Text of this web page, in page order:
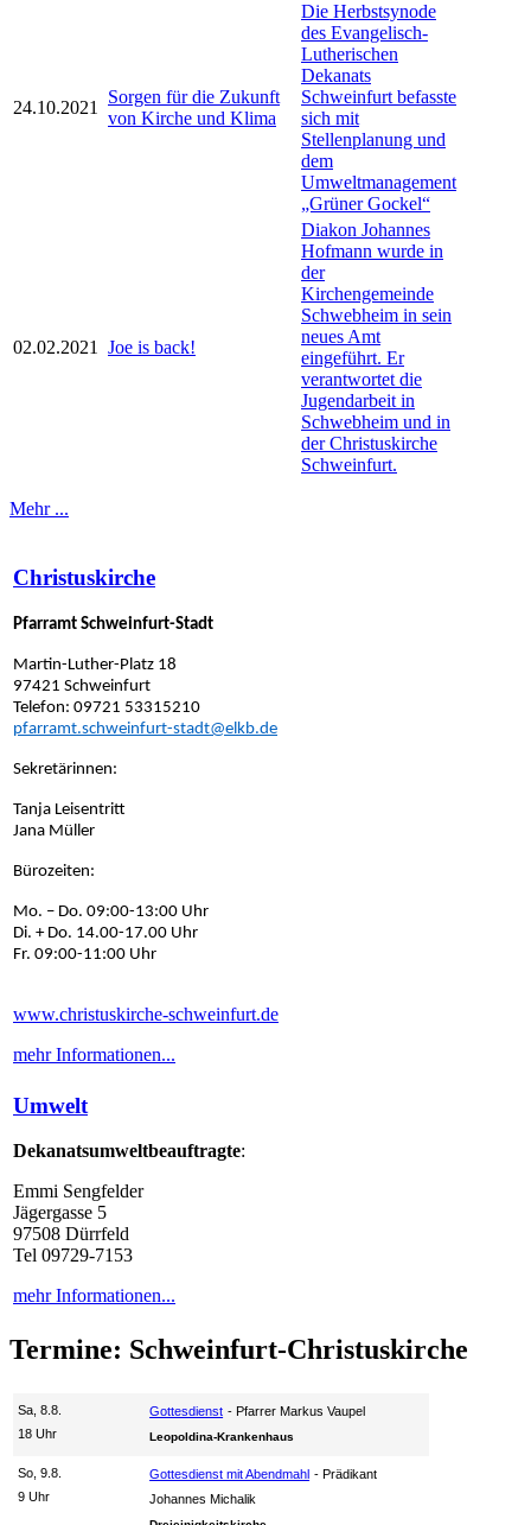
24.10.2021
Sorgen für die Zukunft
von Kirche und Klima
Die Herbstsynode
des Evangelisch-
Lutherischen
Dekanats
Schweinfurt befasste
sich mit
Stellenplanung und
dem
Umweltmanagement
„Grüner Gockel“
02.02.2021 Joe is back!
Diakon Johannes
Hofmann wurde in
der
Kirchengemeinde
Schwebheim in sein
neues Amt
eingeführt. Er
verantwortet die
Jugendarbeit in
Schwebheim und in
der Christuskirche
Schweinfurt.
Mehr ...
Christuskirche
Pfarramt Schweinfurt-Stadt
Martin-Luther-Platz 18
97421 Schweinfurt
Telefon: 09721 53315210
pfarramt.schweinfurt-stadt@elkb.de
Sekretärinnen:
Tanja Leisentritt
Jana Müller
Bürozeiten:
Mo. – Do. 09:00-13:00 Uhr
Di. + Do. 14.00-17.00 Uhr
Fr. 09:00-11:00 Uhr
www.christuskirche-schweinfurt.de
mehr Informationen...
Umwelt
Dekanatsumweltbeauftragte:
Emmi Sengfelder
Jägergasse 5
97508 Dürrfeld
Tel 09729-7153
mehr Informationen...
Termine: Schweinfurt-Christuskirche
Sa, 8.8.
18 Uhr
Gottesdienst Pfarrer Markus Vaupel
Leopoldina-Krankenhaus
So, 9.8.
9 Uhr
Gottesdienst mit Abendmahl
Prädikant
Johannes Michalik